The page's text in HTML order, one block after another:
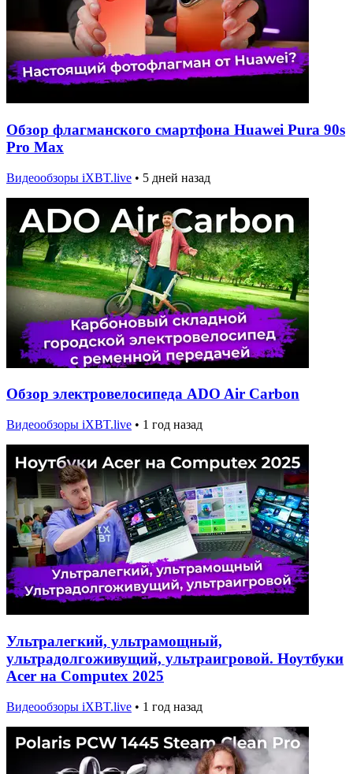
Обзор флагманского смартфона Huawei Pura 90s
Pro Max
Видеообзоры iXBT.live • 5 дней назад
Обзор электровелосипеда ADO Air Carbon
Видеообзоры iXBT.live • 1 год назад
Ультралегкий, ультрамощный,
ультрадолгоживущий, ультраигровой. Ноутбуки
Acer на Computex 2025
Видеообзоры iXBT.live • 1 год назад